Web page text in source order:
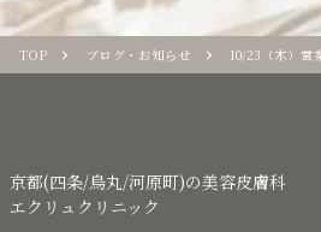
TOP ブログ・お知らせ 10/23（木）営
京都(四条/烏丸/河原町)の美容皮膚科
エクリュクリニック